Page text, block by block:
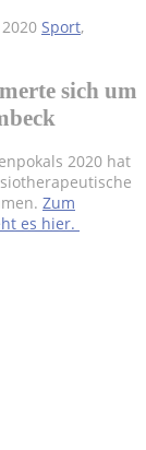
Sport,
sich um
2020 hat
Zum
es hier.